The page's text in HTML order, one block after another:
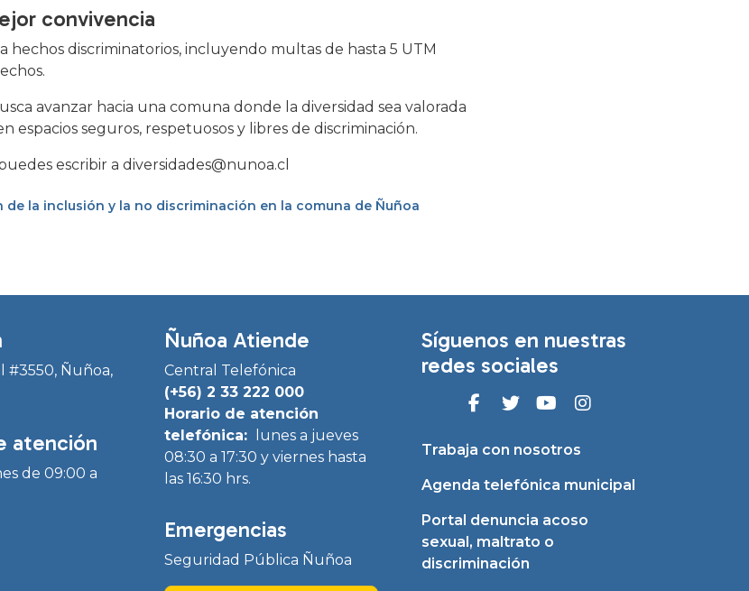
convivencia
hechos discriminatorios, incluyendo multas de hasta 5 UTM
avanzar hacia una comuna donde la diversidad sea valorada
espacios seguros, respetuosos y libres de discriminación.
escribir a diversidades@nunoa.cl
de la inclusión y la no discriminación en la comuna de Ñuñoa
#3550, Ñuñoa,
atención
de 09:00 a
Ñuñoa Atiende
Central Telefónica
(+56) 2 33 222 000
Horario de atención
telefónica:
lunes a jueves
08:30 a 17:30 y viernes hasta
las 16:30 hrs.
Emergencias
Seguridad Pública Ñuñoa
Síguenos en nuestras
redes sociales
Trabaja con nosotros
Agenda telefónica municipal
Portal denuncia acoso
sexual, maltrato o
discriminación